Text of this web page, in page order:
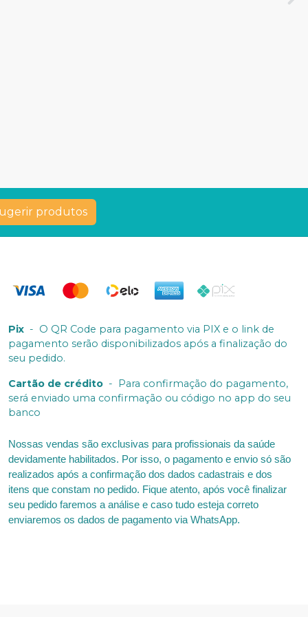
produtos
Pix - O QR Code para pagamento via PIX e o link de
pagamento serão disponibilizados após a finalização do
seu pedido.
Cartão de crédito - Para confirmação do pagamento,
será enviado uma confirmação ou código no app do seu
banco
Nossas vendas são exclusivas para profissionais da saúde
devidamente habilitados. Por isso, o pagamento e envio só são
realizados após a confirmação dos dados cadastrais e dos
itens que constam no pedido. Fique atento, após você finalizar
seu pedido faremos a análise e caso tudo esteja correto
enviaremos os dados de pagamento via WhatsApp.